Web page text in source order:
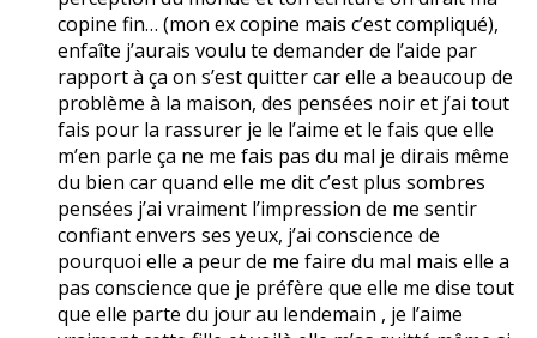
copine fin… (mon ex copine mais c’est compliqué),
enfaîte j’aurais voulu te demander de l’aide par
rapport à ça on s’est quitter car elle a beaucoup de
problème à la maison, des pensées noir et j’ai tout
fais pour la rassurer je le l’aime et le fais que elle
m’en parle ça ne me fais pas du mal je dirais même
du bien car quand elle me dit c’est plus sombres
pensées j’ai vraiment l’impression de me sentir
confiant envers ses yeux, j’ai conscience de
pourquoi elle a peur de me faire du mal mais elle a
pas conscience que je préfère que elle me dise tout
que elle parte du jour au lendemain , je l’aime